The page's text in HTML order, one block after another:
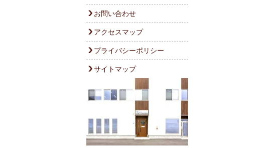
お問い合わせ
アクセスマップ
プライバシーポリシー
サイトマップ